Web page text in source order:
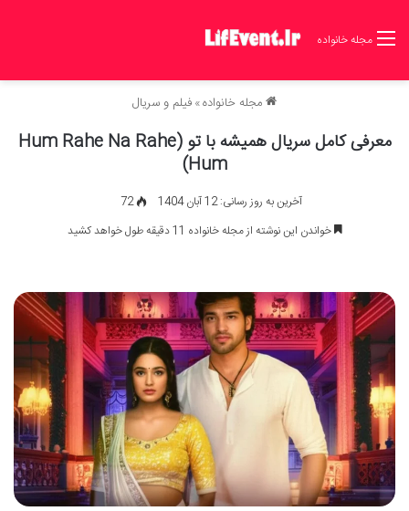
مجله خانواده
مجله خانواده»فیلم و سریال
معرفی کامل سریال همیشه با تو (Hum Rahe Na Rahe
Hum)
آخرین به روز رسانی: 12 آبان 1404
72
خواندن این نوشته از مجله خانواده 11 دقیقه طول خواهد کشید